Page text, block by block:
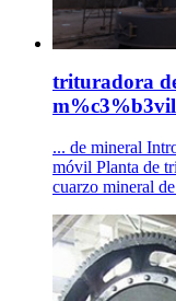
trituradora
... de mineral
móvil Planta de
cuarzo mineral